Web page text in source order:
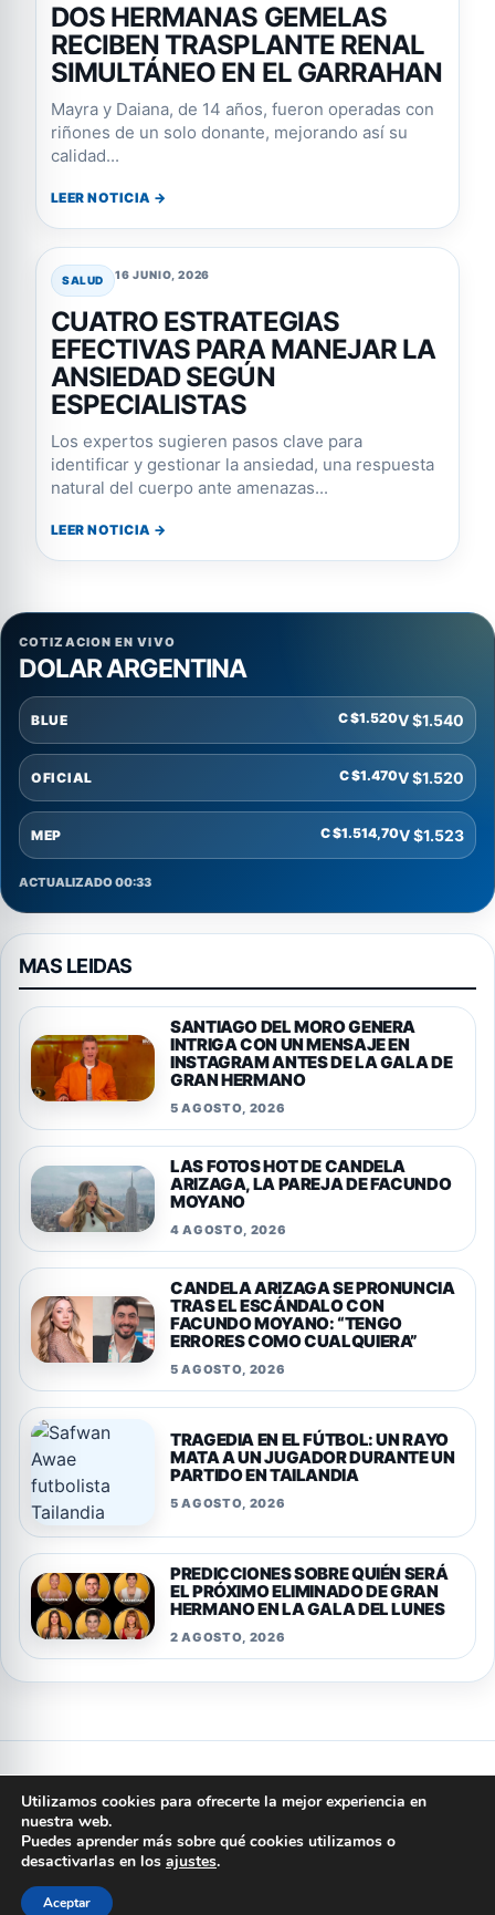
DOS HERMANAS GEMELAS
RECIBEN TRASPLANTE RENAL
SIMULTÁNEO EN EL GARRAHAN
Mayra y Daiana, de 14 años, fueron operadas con
riñones de un solo donante, mejorando así su
calidad...
LEER NOTICIA →
SALUD 16 JUNIO, 2026
CUATRO ESTRATEGIAS
EFECTIVAS PARA MANEJAR LA
ANSIEDAD SEGÚN
ESPECIALISTAS
Los expertos sugieren pasos clave para
identificar y gestionar la ansiedad, una respuesta
natural del cuerpo ante amenazas...
LEER NOTICIA →
COTIZACION EN VIVO
DOLAR ARGENTINA
BLUE C $1.520V $1.540
OFICIAL C $1.470V $1.520
MEP C $1.514,70V $1.523
ACTUALIZADO 00:33
MAS LEIDAS
SANTIAGO DEL MORO GENERA
INTRIGA CON UN MENSAJE EN
INSTAGRAM ANTES DE LA GALA DE
GRAN HERMANO
5 AGOSTO, 2026
LAS FOTOS HOT DE CANDELA
ARIZAGA, LA PAREJA DE FACUNDO
MOYANO
4 AGOSTO, 2026
CANDELA ARIZAGA SE PRONUNCIA
TRAS EL ESCÁNDALO CON
FACUNDO MOYANO: “TENGO
ERRORES COMO CUALQUIERA”
5 AGOSTO, 2026
TRAGEDIA EN EL FÚTBOL: UN RAYO
MATA A UN JUGADOR DURANTE UN
PARTIDO EN TAILANDIA
5 AGOSTO, 2026
PREDICCIONES SOBRE QUIÉN SERÁ
EL PRÓXIMO ELIMINADO DE GRAN
HERMANO EN LA GALA DEL LUNES
2 AGOSTO, 2026
PrivacidadCookiesTerminos y condicionesAviso legal
Quienes somosPolitica editorialContacto
© 2026 ARGENTINA PORTAL
Utilizamos cookies para ofrecerte la mejor experiencia en
nuestra web.
Puedes aprender más sobre qué cookies utilizamos o
desactivarlas en los ajustes.
Aceptar